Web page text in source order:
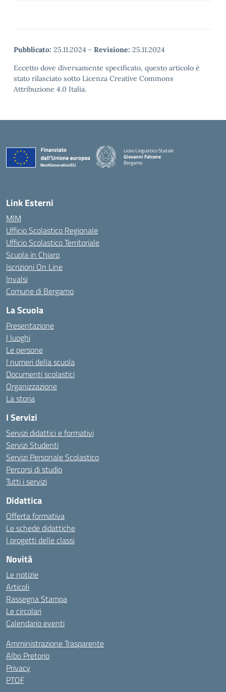
Pubblicato: 25.11.2024 - Revisione: 25.11.2024
Eccetto dove diversamente specificato, questo articolo è
stato rilasciato sotto Licenza Creative Commons
Attribuzione 4.0 Italia.
Liceo Linguistico Statale
Giovanni Falcone
Bergamo
— Visita la pagina iniziale della scuola
Link Esterni
MIM
Ufficio Scolastico Regionale
Ufficio Scolastico Territoriale
Scuola in Chiaro
Iscrizioni On Line
Invalsi
Comune di Bergamo
La Scuola
Presentazione
I luoghi
Le persone
I numeri della scuola
Documenti scolastici
Organizzazione
La storia
I Servizi
Servizi didattici e formativi
Servizi Studenti
Servizi Personale Scolastico
Percorsi di studio
Tutti i servizi
Didattica
Offerta formativa
Le schede didattiche
I progetti delle classi
Novità
Le notizie
Articoli
Rassegna Stampa
Le circolari
Calendario eventi
Amministrazione Trasparente
Albo Pretorio
Privacy
PTOF